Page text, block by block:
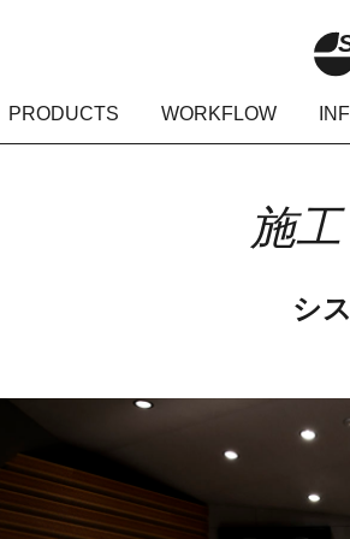
PRODUCTS WORKFLOW
施
シ